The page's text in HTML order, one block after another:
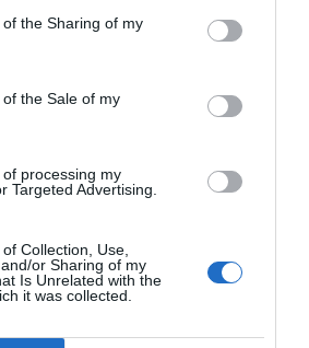
the Sharing of my
the Sale of my
processing my
Targeted Advertising.
Collection, Use,
or Sharing of my
Is Unrelated with the
it was collected.
την Πέμπτη 4 Ιουνίου
για την Τεχνητή…
– Το Κέντρο Α.Ψη.Δ.Α.
χρονιά
τραπεζικές συναλλαγές